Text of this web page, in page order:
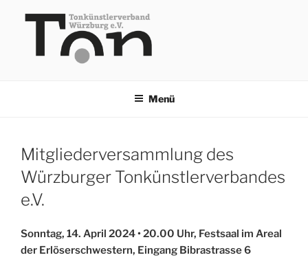
Inhalt
Menü
Mitgliederversammlung des
Würzburger Tonkünstlerverbandes
e.V.
Sonntag, 14. April 2024 • 20.00 Uhr, Festsaal im Areal
der Erlöserschwestern, Eingang Bibrastrasse 6